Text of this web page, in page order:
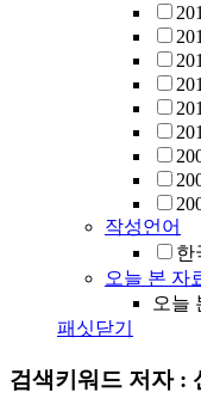
작성언어
한
오늘 본 자
오늘
패싯닫기
검색키워드 저자 :